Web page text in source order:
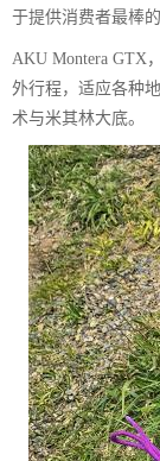
于提供消费者最棒的
AKU Montera GTX
外行程，适应各种
术与米其林大底。